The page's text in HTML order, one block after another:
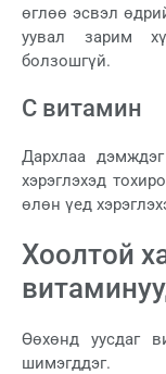
өглөө эсвэл
уувал зарим
болзошгүй.
С витамин
Дархлаа
хэрэглэхэд
өлөн үед
Хоолтой
Өөхөнд уусдаг
шимэгддэг.